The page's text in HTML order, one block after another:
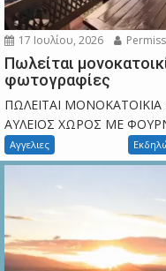
17 Ιουλίου, 2026
Πωλείται
φωτογραφίες
ΠΩΛΕΙΤΑΙ ΜΟΝΟΚΑΤΟΙΚΙΑ
ΑΥΛΕΙΟΣ ΧΩΡΟΣ ΜΕ
Αγγελιες